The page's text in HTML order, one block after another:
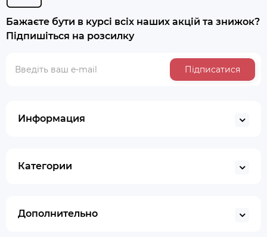
Бажаєте бути в курсі всіх наших акцій та знижок?
Підпишіться на розсилку
Підписатися
Информация
Категории
Дополнительно